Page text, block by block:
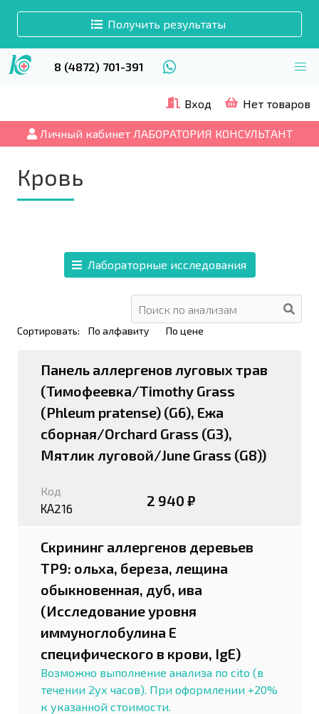
Получить результаты
8 (4872) 701-391
Вход Нет товаров
Личный кабинет ЛАБОРАТОРИЯ КОНСУЛЬТАНТ
Кровь
Лабораторные исследования
Сортировать: По алфавиту По цене
Панель аллергенов луговых трав
(Тимофеевка/Timothy Grass
(Phleum pratense) (G6), Ежа
сборная/Orchard Grass (G3),
Мятлик луговой/June Grass (G8))
Код
КА216 2 940 ₽
Скрининг аллергенов деревьев
TP9: ольха, береза, лещина
обыкновенная, дуб, ива
(Исследование уровня
иммуноглобулина Е
специфического в крови, IgE)
Возможно выполнение анализа по cito (в
течении 2ух часов). При оформлении +20%
к указанной стоимости.